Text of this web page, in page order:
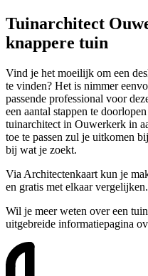
Tuinarchitect
knappere tuin
Vind je het moeilijk om een
te vinden? Het is nimmer
passende professional voor
een aantal stappen te
tuinarchitect in Ouwerkerk in
toe te passen zul je uitkomen
bij wat je zoekt.
Via Architectenkaart kun je
en gratis met elkaar vergelijken.
Wil je meer weten over een
uitgebreide informatiepagina